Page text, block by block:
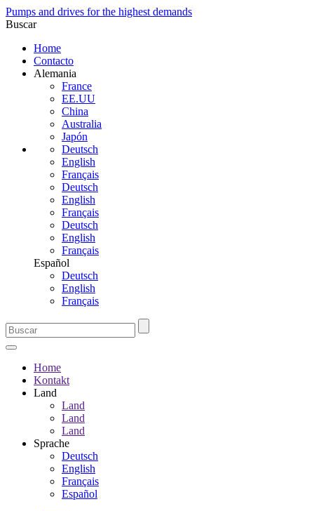
Pumps and drives for the highest demands
Buscar
Home
Contacto
Alemania
France
EE.UU
China
Australia
Japón
Deutsch
English
Français
Deutsch
English
Français
Deutsch
English
Français
Español
Deutsch
English
Français
Home
Kontakt
Land
Land
Land
Land
Sprache
Deutsch
English
Français
Español